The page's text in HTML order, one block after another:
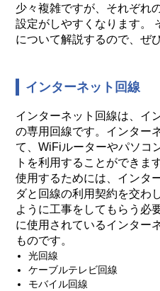
少々複雑ですが、それぞれ
設定がしやすくなります。
について解説するので、ぜ
インターネット回線
インターネット回線は、イ
の専用回線です。インター
て、WiFiルーターやパソコ
トを利用することができま
使用するためには、インタ
ダと回線の利用契約を交わ
ように工事をしてもらう必
に使用されているインター
ものです。
光回線
ケーブルテレビ回線
モバイル回線